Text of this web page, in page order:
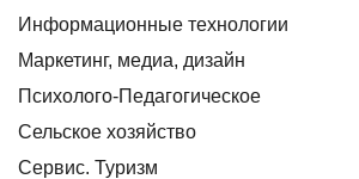
Информационные технологии
Маркетинг, медиа, дизайн
Психолого-Педагогическое
Сельское хозяйство
Сервис. Туризм